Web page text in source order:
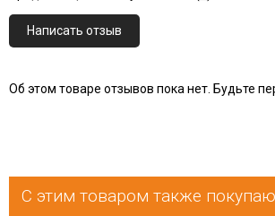
Написать отзыв
Об этом товаре отзывов пока нет. Будьте
С этим товаром также